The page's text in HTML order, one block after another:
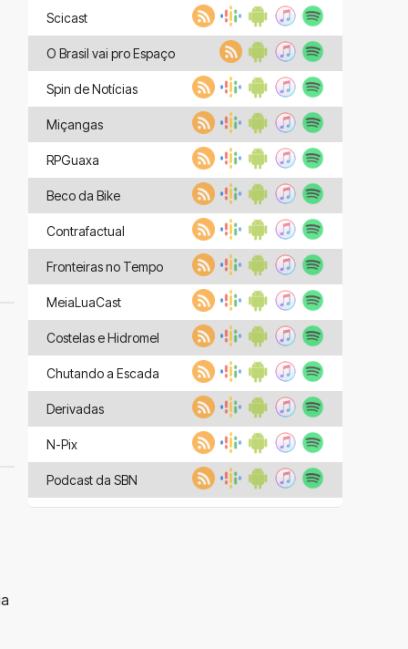
Scicast
O Brasil vai pro Espaço
Spin de Notícias
Miçangas
RPGuaxa
Beco da Bike
Contrafactual
Fronteiras no Tempo
MeiaLuaCast
Costelas e Hidromel
Chutando a Escada
Derivadas
N-Pix
Podcast da SBN